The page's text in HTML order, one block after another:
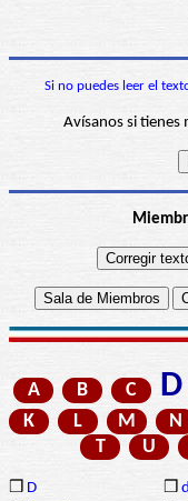
Si no puedes leer el
Avísanos si tienes
A B C D
K
L M N
T
U
❒ D ❒